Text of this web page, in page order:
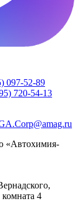
097-52-89
720-54-13
«Автохимия-
4